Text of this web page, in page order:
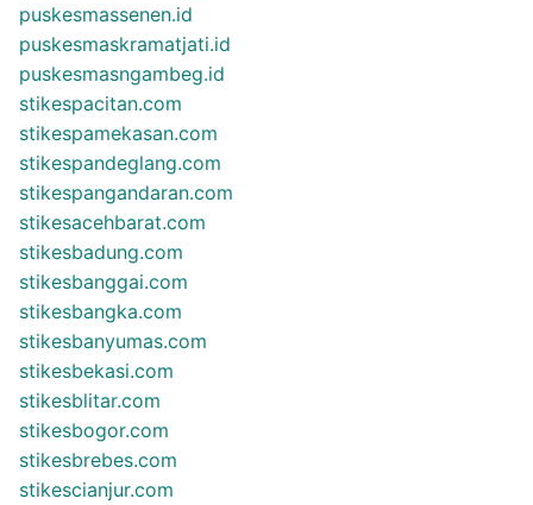
puskesmassenen.id
puskesmaskramatjati.id
puskesmasngambeg.id
stikespacitan.com
stikespamekasan.com
stikespandeglang.com
stikespangandaran.com
stikesacehbarat.com
stikesbadung.com
stikesbanggai.com
stikesbangka.com
stikesbanyumas.com
stikesbekasi.com
stikesblitar.com
stikesbogor.com
stikesbrebes.com
stikescianjur.com